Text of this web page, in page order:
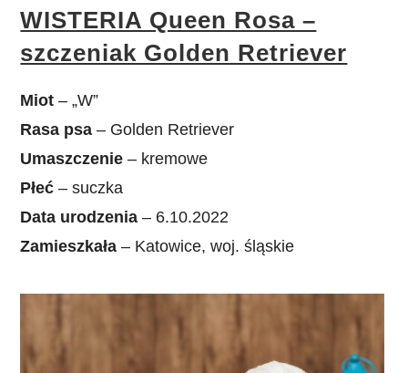
WISTERIA Queen Rosa –
szczeniak Golden Retriever
Miot – „W”
Rasa psa – Golden Retriever
Umaszczenie – kremowe
Płeć – suczka
Data urodzenia – 6.10.2022
Zamieszkała – Katowice, woj. śląskie